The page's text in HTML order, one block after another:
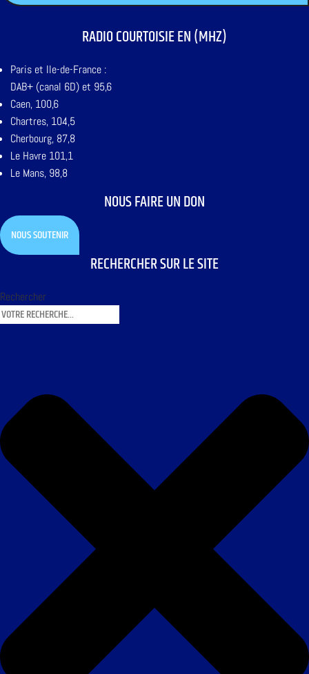
RADIO COURTOISIE EN (MHZ)
Paris et Ile-de-France :
DAB+ (canal 6D) et 95,6
Caen, 100,6
Chartres, 104,5
Cherbourg, 87,8
Le Havre 101,1
Le Mans, 98,8
NOUS FAIRE UN DON
NOUS SOUTENIR
RECHERCHER SUR LE SITE
Rechercher